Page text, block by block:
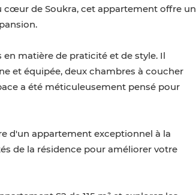
cœur de Soukra, cet appartement offre un
matière de praticité et de style. Il
et équipée, deux chambres à coucher
a été méticuleusement pensé pour
d'un appartement exceptionnel à la
de la résidence pour améliorer votre